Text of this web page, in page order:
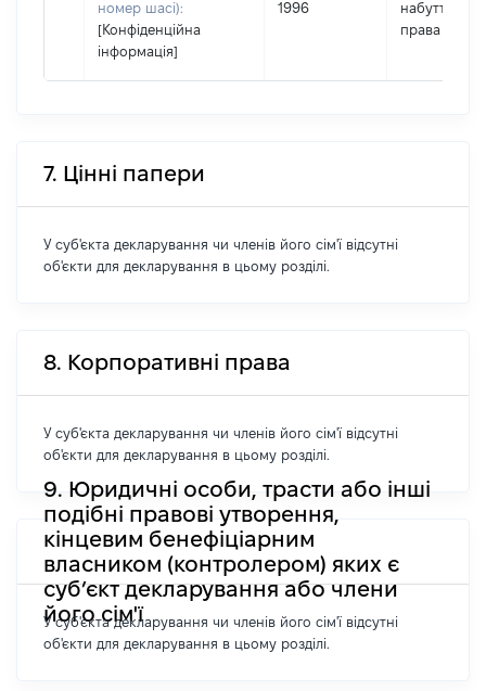
номер шасі):
[Конфіденційна
інформація]
1996
набуття
права
7. Цінні папери
У суб'єкта декларування чи членів його сім'ї відсутні
об'єкти для декларування в цьому розділі.
8. Корпоративні права
У суб'єкта декларування чи членів його сім'ї відсутні
об'єкти для декларування в цьому розділі.
9. Юридичні особи, трасти або інші
подібні правові утворення,
кінцевим бенефіціарним
власником (контролером) яких є
суб’єкт декларування або члени
його сім'ї
У суб'єкта декларування чи членів його сім'ї відсутні
об'єкти для декларування в цьому розділі.